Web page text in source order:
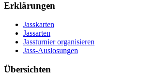
Erklärungen
Jasskarten
Jassarten
Jassturnier organisieren
Jass-Auslosungen
Übersichten